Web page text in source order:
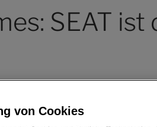
SEAT
von Cookies